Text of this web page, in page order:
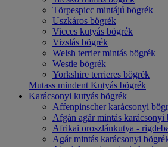
Törpespicc mintájú bögrék
Uszkáros bögrék
Vicces kutyás bögrék
Vizslás bögrék
Welsh terrier mintás bögrék
Westie bögrék
Yorkshire terrieres bögrék
Mutass mindent Kutyás bögrék
Karácsonyi kutyás bögrék
Affenpinscher karácsonyi
Afgán agár mintás karácsonyi
Afrikai oroszlánkutya -
Agár mintás karácsonyi